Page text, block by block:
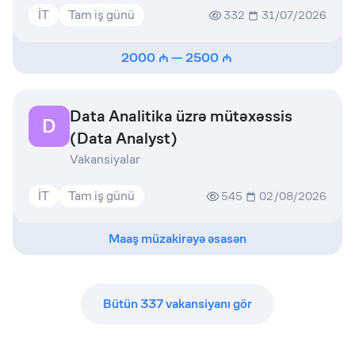
İT Tam iş günü 332 31/07/2026
2000 —2500
D
Data Analitika üzrə mütəxəssis
(Data Analyst)
Vakansiyalar
İT Tam iş günü 545 02/08/2026
Maaş müzakirəyə əsasən
Bütün337vakansiyanı gör